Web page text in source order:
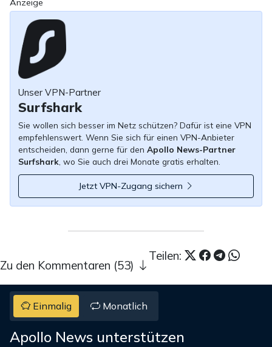
Anzeige
Unser VPN-Partner
Surfshark
Sie wollen sich besser im Netz schützen? Dafür ist eine VPN
empfehlenswert. Wenn Sie sich für einen VPN-Anbieter
entscheiden, dann gerne für den Apollo News-Partner
Surfshark, wo Sie auch drei Monate gratis erhalten.
Jetzt VPN-Zugang sichern
Teilen:
Zu den Kommentaren (53)
Einmalig Monatlich
Apollo News unterstützen